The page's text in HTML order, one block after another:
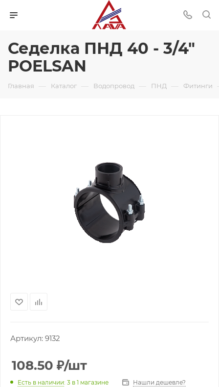
Седелка ПНД 40 - 3/4"
POELSAN
Главная — Каталог — Водопровод — ПНД — Фитинги
Артикул: 9132
108.50 ₽/шт
Есть в наличии: 3 в 1 магазине Нашли дешевле?